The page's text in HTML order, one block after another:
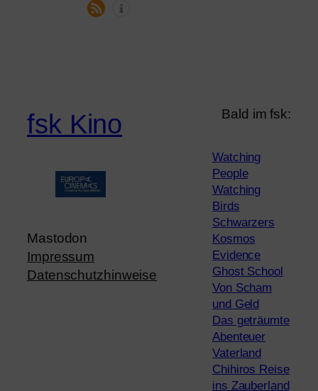
fsk Kino
Mastodon
Impressum
Datenschutzhinweise
Bald im fsk:
Watching
People
Watching
Birds
Schwarzers
Kosmos
Evidence
Ghost School
Von Scham
und Geld
Das geträumte
Abenteuer
Vaterland
Chihiros Reise
ins Zauberland